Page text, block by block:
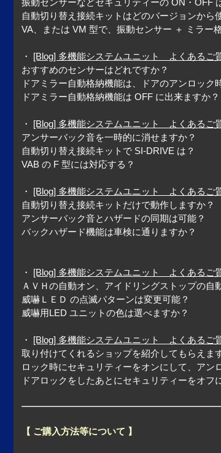
振動センサーなどセキュリティーの ON・OFF
自動切り替え接続キットはどのバージョンから
VA、または VM 型で、振動センサー ＋ ミラー
・ [Blog] 多機能システムユニット よくあるご
おすすめのセンサーはどれですか？
ドアミラー自動格納機能は、ドアのアンロック
ドアミラー自動格納機能は OFF に出来ますか？
・ [Blog] 多機能システムユニット よくあるご
アンサーバック音を一時的に消せますか？
自動切り替え接続キットで SI-DRIVE は？
VAB の F 型には対応する？
・ [Blog] 多機能システムユニット よくあるご
自動切り替え接続キットだけで動作しますか？
アンサーバック音とハザードの同期は可能？
バックハザード機能は車検に通りますか？
・ [Blog] 多機能システムユニット よくあるご
ＡＶＨの自動オン、アイドリングストップの自
威嚇ＬＥＤ の点滅パターンは変更可能？
威嚇用LED ユニットの色は選べますか？
・ [Blog] 多機能システムユニット よくあるご
取り付けてくれるショップを紹介してもらえま
ロック時にセキュリティーをオンにして、アン
ドアロックをしたあとにセキュリティーをオフ
【 ご購入方法等について 】